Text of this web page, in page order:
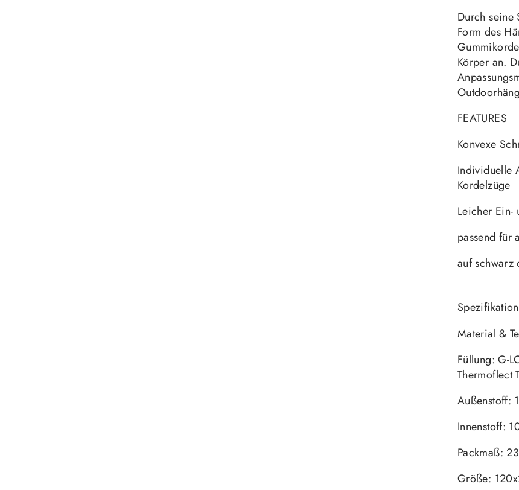
Durch seine
Form des
Körper an.
FEATURES
Konvexe
Individuelle
Kordelzüge
Leicher Ein-
passend für
auf schwarz
Material &
Füllung: G-
Thermoflect
Außenstoff:
Innenstoff:
Packmaß:
Größe: